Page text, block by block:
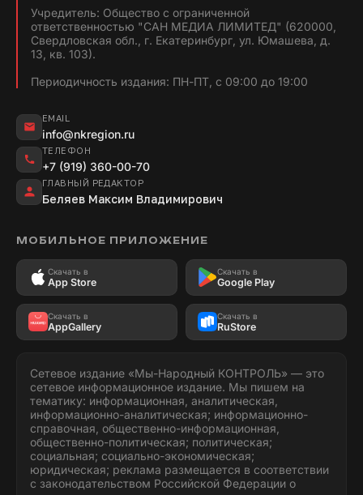
Учредитель: Общество с ограниченной
ответственностью "САН МЕДИА ЛИМИТЕД" (620000,
Свердловская обл., г. Екатеринбург, ул. Юмашева, д.
13, кв. 103).
Периодичность издания: ПН-ПТ, с 09:00 до 19:00
EMAIL
info@nkregion.ru
ТЕЛЕФОН
+7 (919) 360-00-70
ГЛАВНЫЙ РЕДАКТОР
Беляев Максим Владимирович
МОБИЛЬНОЕ ПРИЛОЖЕНИЕ
Скачать в
App Store
Скачать в
Google Play
Скачать в
AppGallery
Скачать в
RuStore
Сетевое издание «Мы-Народный КОНТРОЛЬ» — это
сетевое информационное издание. Мы пишем на
тематику: информационная, аналитическая,
информационно-аналитическая; информационно-
справочная, общественно-информационная,
общественно-политическая; политическая;
социальная; социально-экономическая;
юридическая; реклама размещается в соответствии
с законодательством Российской Федерации о